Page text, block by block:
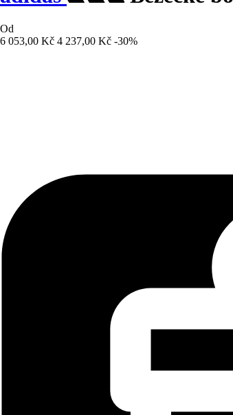
Od
6 053,00 Kč 4 237,00 Kč -30%